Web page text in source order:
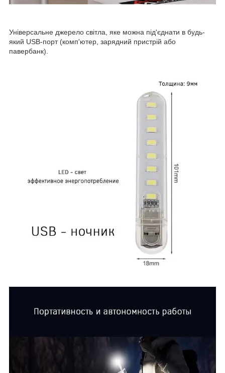
Універсальне джерело світла, яке можна під'єднати в будь-
який USB-порт (комп'ютер, зарядний пристрій або
павербанк).